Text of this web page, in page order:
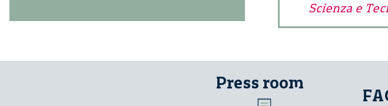
Scienza e
Press room